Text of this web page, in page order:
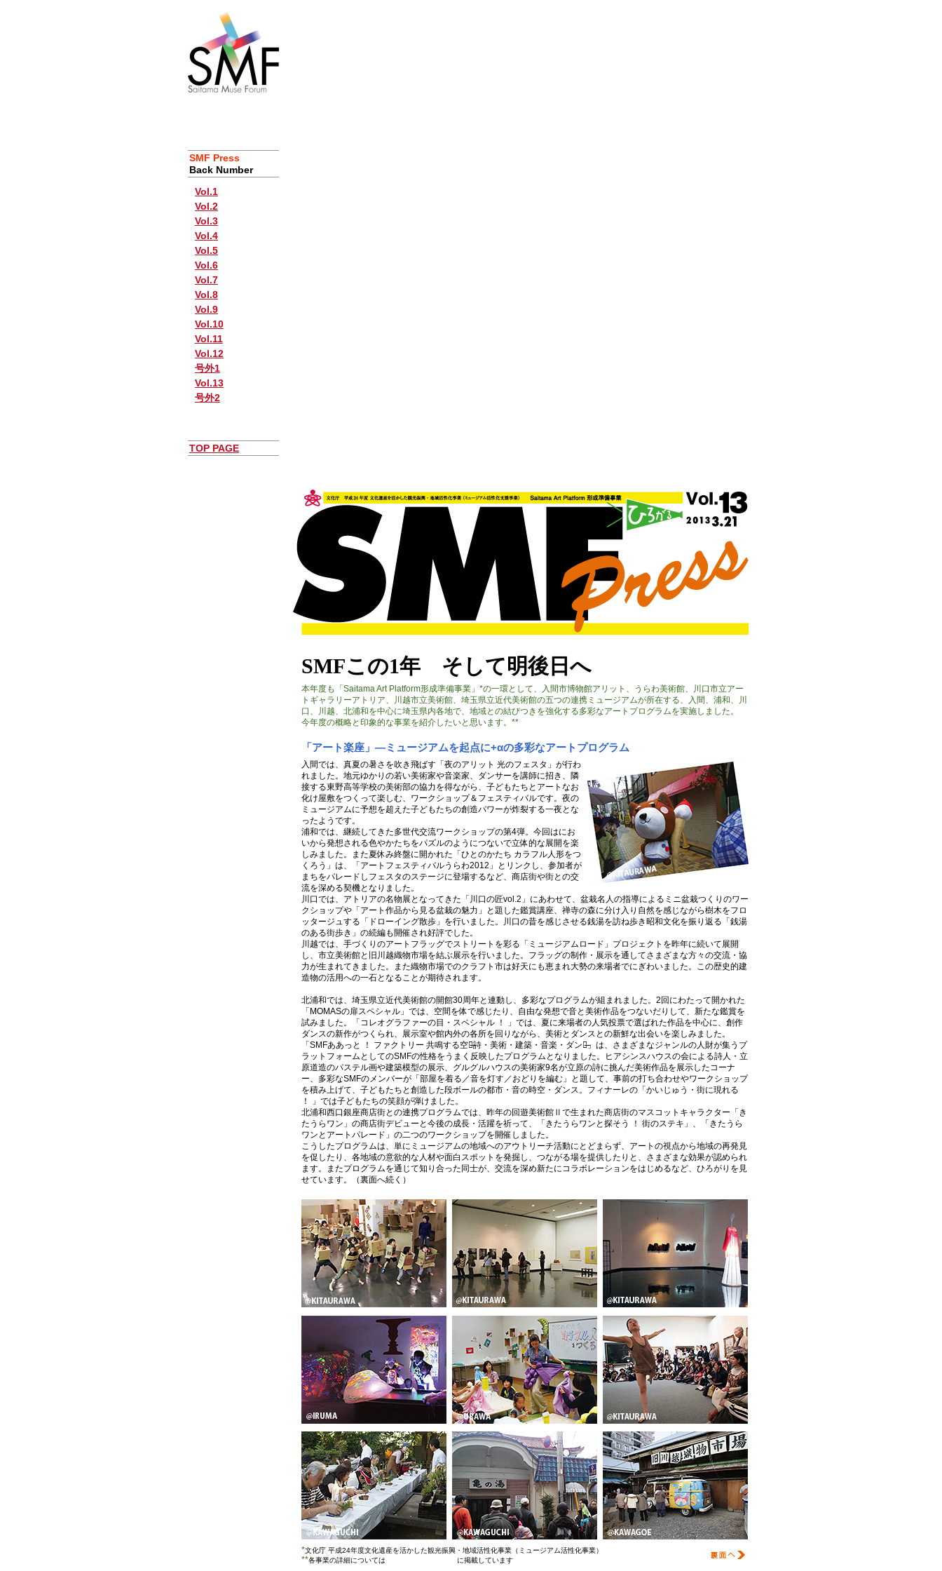
SMF Press
Back Number
Vol.1
Vol.2
Vol.3
Vol.4
Vol.5
Vol.6
Vol.7
Vol.8
Vol.9
Vol.10
Vol.11
Vol.12
号外1
Vol.13
号外2
TOP PAGE
SMFこの1年 そして明後日へ
本年度も「Saitama Art Platform形成準備事業」*の一環として、入間市博物館アリット、うらわ美術館、川口市立アー
トギャラリーアトリア、川越市立美術館、埼玉県立近代美術館の五つの連携ミュージアムが所在する、入間、浦和、川
口、川越、北浦和を中心に埼玉県内各地で、地域との結びつきを強化する多彩なアートプログラムを実施しました。
今年度の概略と印象的な事業を紹介したいと思います。**
「アート楽座」—ミュージアムを起点に+αの多彩なアートプログラム
入間では、真夏の暑さを吹き飛ばす「夜のアリット 光のフェスタ」が行わ
れました。地元ゆかりの若い美術家や音楽家、ダンサーを講師に招き、隣
接する東野高等学校の美術部の協力を得ながら、子どもたちとアートなお
化け屋敷をつくって楽しむ、ワークショップ＆フェスティバルです。夜の
ミュージアムに予想を超えた子どもたちの創造パワーが炸裂する一夜とな
ったようです。
浦和では、継続してきた多世代交流ワークショップの第4弾。今回はにお
いから発想される色やかたちをパズルのようにつないで立体的な展開を楽
しみました。また夏休み終盤に開かれた「ひとのかたち カラフル人形をつ
くろう」は、「アートフェスティバルうらわ2012」とリンクし、参加者が
まちをパレードしフェスタのステージに登場するなど、商店街や街との交
流を深める契機となりました。
川口では、アトリアの名物展となってきた「川口の匠vol.2」にあわせて、盆栽名人の指導によるミニ盆栽つくりのワー
クショップや「アート作品から見る盆栽の魅力」と題した鑑賞講座、禅寺の森に分け入り自然を感じながら樹木をフロ
ッタージュする「ドローイング散歩」を行いました。川口の昔を感じさせる銭湯を訪ね歩き昭和文化を振り返る「銭湯
のある街歩き」の続編も開催され好評でした。
川越では、手づくりのアートフラッグでストリートを彩る「ミュージアムロード」プロジェクトを昨年に続いて展開
し、市立美術館と旧川越織物市場を結ぶ展示を行いました。フラッグの制作・展示を通してさまざまな方々の交流・協
力が生まれてきました。また織物市場でのクラフト市は好天にも恵まれ大勢の来場者でにぎわいました。この歴史的建
造物の活用への一石となることが期待されます。
北浦和では、埼玉県立近代美術館の開館30周年と連動し、多彩なプログラムが組まれました。2回にわたって開かれた
「MOMASの扉スペシャル」では、空間を体で感じたり、自由な発想で音と美術作品をつないだりして、新たな鑑賞を
試みました。「コレオグラファーの目・スペシャル ！ 」では、夏に来場者の人気投票で選ばれた作品を中心に、創作
ダンスの新作がつくられ、展示室や館内外の各所を回りながら、美術とダンスとの新鮮な出会いを楽しみました。
「SMFああっと ！ ファクトリー 共鳴する空間̶詩・美術・建築・音楽・ダンス̶」は、さまざまなジャンルの人財が集うプ
ラットフォームとしてのSMFの性格をうまく反映したプログラムとなりました。ヒアシンスハウスの会による詩人・立
原道造のパステル画や建築模型の展示、グルグルハウスの美術家9名が立原の詩に挑んだ美術作品を展示したコーナ
ー、多彩なSMFのメンバーが「部屋を着る／音を灯す／おどりを編む」と題して、事前の打ち合わせやワークショップ
を積み上げて、子どもたちと創造した段ボールの都市・音の時空・ダンス。フィナーレの「かいじゅう・街に現れる
！ 」では子どもたちの笑顔が弾けました。
北浦和西口銀座商店街との連携プログラムでは、昨年の回遊美術館Ⅱで生まれた商店街のマスコットキャラクター「き
たうらワン」の商店街デビューと今後の成長・活躍を祈って、「きたうらワンと探そう ！ 街のステキ」、「きたうら
ワンとアートパレード」の二つのワークショップを開催しました。
こうしたプログラムは、単にミュージアムの地域へのアウトリーチ活動にとどまらず、アートの視点から地域の再発見
を促したり、各地域の意欲的な人材や面白スポットを発掘し、つながる場を提供したりと、さまざまな効果が認められ
ます。またプログラムを通じて知り合った同士が、交流を深め新たにコラボレーションをはじめるなど、ひろがりを見
せています。（裏面へ続く）
*文化庁 平成24年度文化遺産を活かした観光振興・地域活性化事業（ミュージアム活性化事業）
**各事業の詳細については に掲載しています